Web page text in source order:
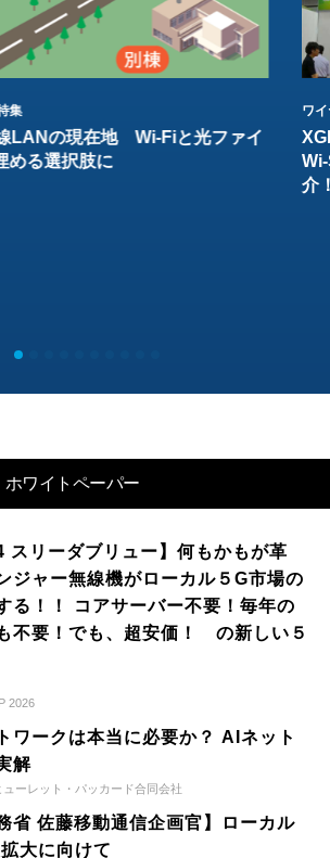
集
LANの現在地 Wi-Fiと光ファイ
める選択肢に
ワ
介
ホワイトペーパー
スリーダブリュー】何もかもが革
ジャー無線機がローカル５G市場の
る！！ コアサーバー不要！毎年の
不要！でも、超安価！ の新しい５
2026
ワークは本当に必要か？ AIネット
解
ーレット・パッカード合同会社
省 佐藤移動通信企画官】ローカル
大に向けて